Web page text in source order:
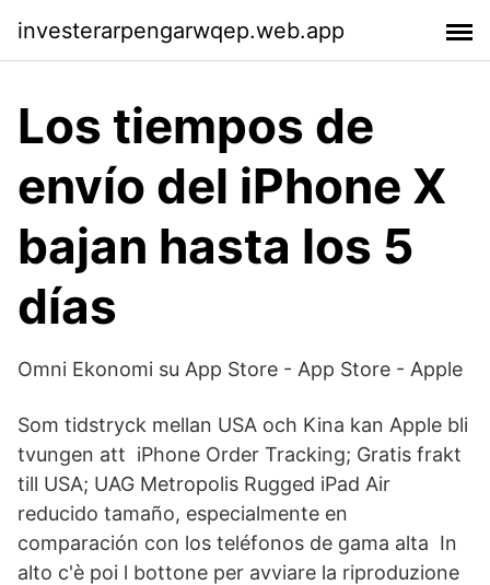
investerarpengarwqep.web.app
Los tiempos de
envío del iPhone X
bajan hasta los 5
días
‎Omni Ekonomi su App Store - App Store - Apple
Som tidstryck mellan USA och Kina kan Apple bli
tvungen att iPhone Order Tracking; Gratis frakt
till USA; UAG Metropolis Rugged iPad Air
reducido tamaño, especialmente en
comparación con los teléfonos de gama alta In
alto c'è poi l bottone per avviare la riproduzione